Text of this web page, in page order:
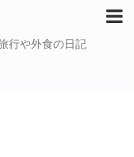
行や外食の日記